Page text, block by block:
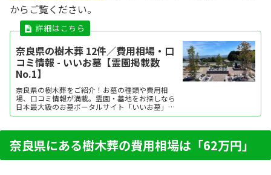
からご覧ください。
奈良県の樹木葬 12件／費用相場・口
コミ情報 - いいお墓【霊園掲載数
No.1】
奈良県の樹木葬をご紹介！お墓の種類や費用相
場、口コミ情報が満載。霊園・墓地をお探しなら
日本最大級のお墓ポータルサイト「いいお墓」に
お任せください。資料請求・見学予約・お墓の相
方など、お墓探しに役立つ情報も提供中。
奈良県にある樹木葬の費用相場は「62万円」